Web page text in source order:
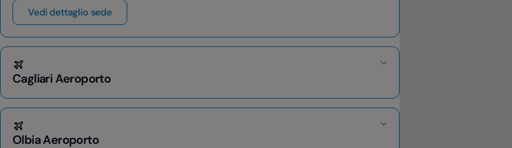
Vedi dettaglio sede
Cagliari Aeroporto
Olbia Aeroporto